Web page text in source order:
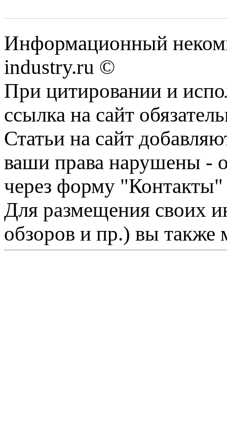
Информационный
industry.ru ©
При цитировании и
ссылка на сайт
Статьи на сайт
ваши права нарушены -
через форму "Контакты"
Для размещения своих
обзоров и пр.) вы также